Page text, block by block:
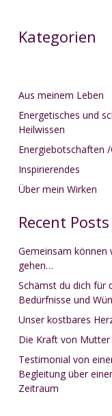
Kategorien
Aus meinem Leben
Energetisches und
Heilwissen
Energiebotschaften
Inspirierendes
Über mein Wirken
Recent Posts
Gemeinsam können
gehen…
Schämst du dich für
Bedürfnisse und
Unser kostbares
Die Kraft von Mutter
Testimonial von
Begleitung über
Zeitraum